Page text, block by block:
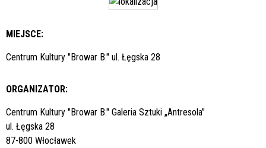
MIEJSCE:
Centrum Kultury "Browar B." ul. Łęgska 28
ORGANIZATOR:
Centrum Kultury "Browar B." Galeria Sztuki „Antresola”
ul. Łęgska 28
87-800 Włocławek